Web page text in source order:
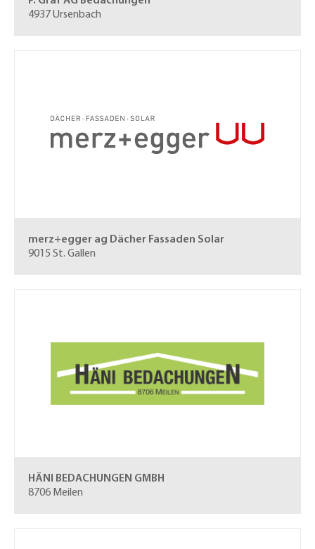
4937 Ursenbach
merz+egger ag Dächer Fassaden Solar
9015 St. Gallen
HÄNI BEDACHUNGEN GMBH
8706 Meilen